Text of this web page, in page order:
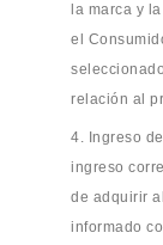
la marca y
el
relación al
4. Ingreso
ingreso
de adquirir
informado